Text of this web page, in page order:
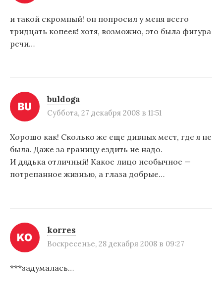
и такой скромный! он попросил у меня всего
тридцать копеек! хотя, возможно, это была фигура
речи…
buldoga
Суббота, 27 декабря 2008 в 11:51
Хорошо как! Сколько же еще дивных мест, где я не
была. Даже за границу ездить не надо.
И дядька отличный! Какое лицо необычное —
потрепанное жизнью, а глаза добрые…
korres
Воскресенье, 28 декабря 2008 в 09:27
***задумалась…